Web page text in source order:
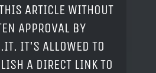
ARTICLE WITHOUT
APPROVAL BY
IT'S ALLOWED TO
A DIRECT LINK TO